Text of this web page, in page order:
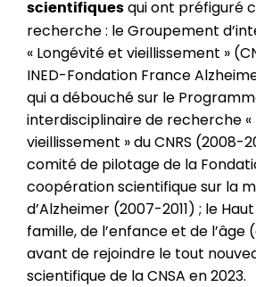
scientifiques qui ont préfiguré
recherche : le Groupement
« Longévité et vieillissement »
INED-Fondation France
qui a débouché sur le
interdisciplinaire de recherche «
vieillissement » du CNRS (2008-
comité de pilotage de la
coopération scientifique sur la
d’Alzheimer (2007-2011) ; le
famille, de l’enfance et de l’âge
avant de rejoindre le tout
scientifique de la CNSA en 2023.